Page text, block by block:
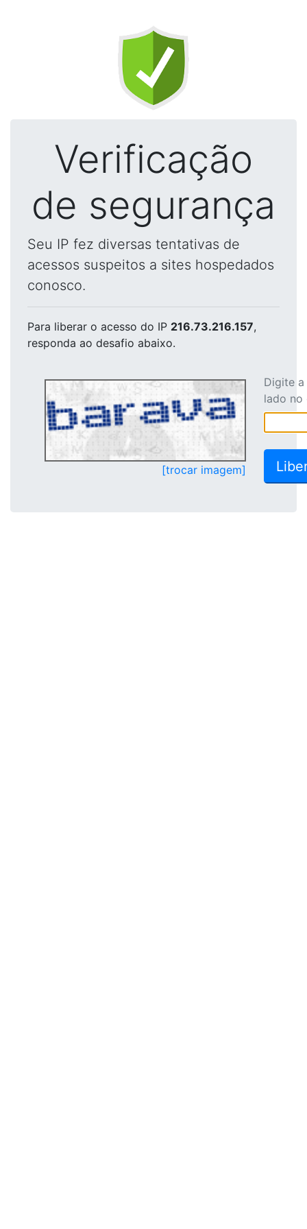
Verificação
de segurança
Seu IP fez diversas tentativas de
acessos suspeitos a sites hospedados
conosco.
Para liberar o acesso do IP 216.73.216.157,
responda ao desafio abaixo.
[trocar imagem]
Digite
lado no